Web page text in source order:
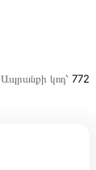
Ապրանքի կոդ՝ 772